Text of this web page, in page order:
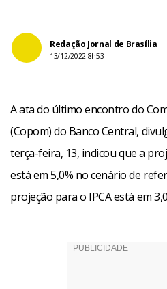
Redação Jornal de Brasília
13/12/2022 8h53
A ata do último encontro do
(Copom) do Banco Central,
terça-feira, 13, indicou que a
está em 5,0% no cenário de
projeção para o IPCA está em